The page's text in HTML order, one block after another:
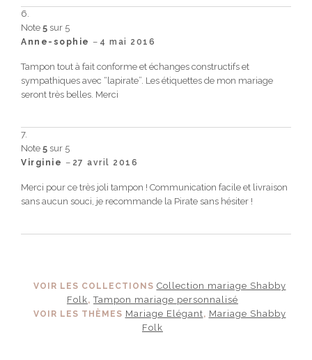
Note 5 sur 5
Anne-sophie – 4 mai 2016
Tampon tout à fait conforme et échanges constructifs et
sympathiques avec “lapirate”. Les étiquettes de mon mariage
seront très belles. Merci
Note 5 sur 5
Virginie – 27 avril 2016
Merci pour ce très joli tampon ! Communication facile et livraison
sans aucun souci, je recommande la Pirate sans hésiter !
VOIR LES COLLECTIONS Collection mariage Shabby
Folk,Tampon mariage personnalisé
VOIR LES THÈMES Mariage Elégant, Mariage Shabby
Folk